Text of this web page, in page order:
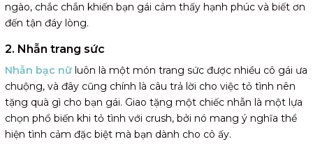
ngào, chắc chắn khiến bạn gái cảm thấy hạnh phúc và biết ơn
đến tận đáy lòng.
2. Nhẫn trang sức
Nhẫn bạc nữ luôn là một món trang sức được nhiều cô gái ưa
chuộng, và đây cũng chính là câu trả lời cho việc tỏ tình nên
tặng quà gì cho bạn gái. Giao tặng một chiếc nhẫn là một lựa
chọn phổ biến khi tỏ tình với crush, bởi nó mang ý nghĩa thể
hiện tình cảm đặc biệt mà bạn dành cho cô ấy.